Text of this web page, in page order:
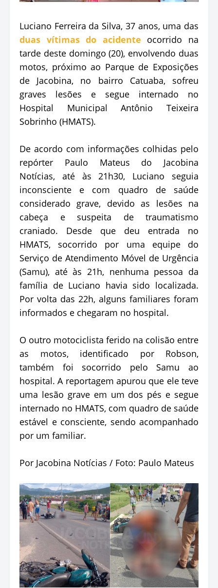
Luciano Ferreira da Silva, 37 anos, uma das
duas vítimas do acidente ocorrido na
tarde deste domingo (20), envolvendo duas
motos, próximo ao Parque de Exposições
de Jacobina, no bairro Catuaba, sofreu
graves lesões e segue internado no
Hospital Municipal Antônio Teixeira
Sobrinho (HMATS).
De acordo com informações colhidas pelo
repórter Paulo Mateus do Jacobina
Notícias, até às 21h30, Luciano seguia
inconsciente e com quadro de saúde
considerado grave, devido as lesões na
cabeça e suspeita de traumatismo
craniado. Desde que deu entrada no
HMATS, socorrido por uma equipe do
Serviço de Atendimento Móvel de Urgência
(Samu), até às 21h, nenhuma pessoa da
família de Luciano havia sido localizada.
Por volta das 22h, alguns familiares foram
informados e chegaram no hospital.
O outro motociclista ferido na colisão entre
as motos, identificado por Robson,
também foi socorrido pelo Samu ao
hospital. A reportagem apurou que ele teve
uma lesão grave em um dos pés e segue
internado no HMATS, com quadro de saúde
estável e consciente, sendo acompanhado
por um familiar.
Por Jacobina Notícias / Foto: Paulo Mateus